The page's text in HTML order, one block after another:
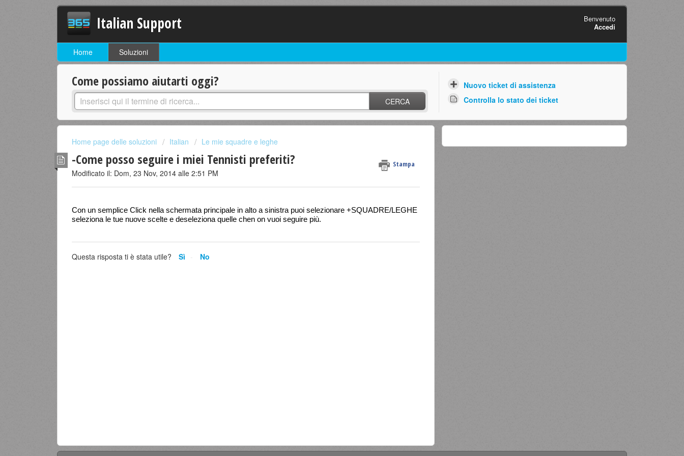
Italian Support
Benvenuto
Accedi
Home Soluzioni
Come possiamo aiutarti oggi?
CERCA
Nuovo ticket di assistenza
Controlla lo stato dei ticket
Home page delle soluzioni Italian Le mie squadre e leghe
-Come posso seguire i miei Tennisti preferiti? Stampa
Modificato il: Dom, 23 Nov, 2014 alle 2:51 PM
Con un semplice Click nella schermata principale in alto a sinistra puoi selezionare +SQUADRE/LEGHE
seleziona le tue nuove scelte e deseleziona quelle chen on vuoi seguire più.
Questa risposta ti è stata utile? Sì No